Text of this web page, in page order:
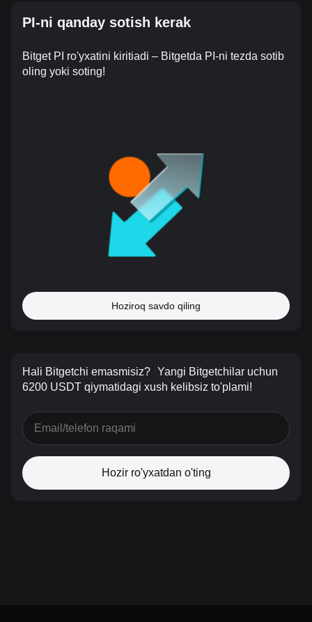
PI-ni qanday sotish kerak
Bitget PI ro'yxatini kiritiadi – Bitgetda PI-ni tezda sotib
oling yoki soting!
Hoziroq savdo qiling
Hali Bitgetchi emasmisiz? Yangi Bitgetchilar uchun
6200 USDT qiymatidagi xush kelibsiz to'plami!
Hozir ro'yxatdan o'ting